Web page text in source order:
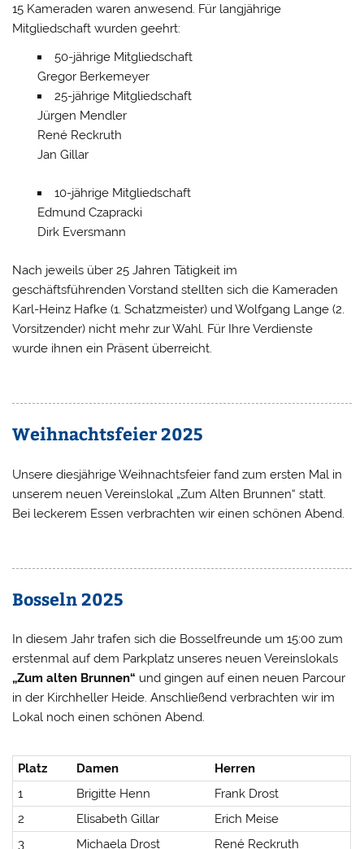
15 Kameraden waren anwesend. Für langjährige
Mitgliedschaft wurden geehrt:
50-jährige Mitgliedschaft
Gregor Berkemeyer
25-jährige Mitgliedschaft
Jürgen Mendler
René Reckruth
Jan Gillar
10-jährige Mitgliedschaft
Edmund Czapracki
Dirk Eversmann
Nach jeweils über 25 Jahren Tätigkeit im
geschäftsführenden Vorstand stellten sich die Kameraden
Karl-Heinz Hafke (1. Schatzmeister) und Wolfgang Lange (2.
Vorsitzender) nicht mehr zur Wahl. Für Ihre Verdienste
wurde ihnen ein Präsent überreicht.
Weihnachtsfeier 2025
Unsere diesjährige Weihnachtsfeier fand zum ersten Mal in
unserem neuen Vereinslokal „Zum Alten Brunnen“ statt.
Bei leckerem Essen verbrachten wir einen schönen Abend.
Bosseln 2025
In diesem Jahr trafen sich die Bosselfreunde um 15:00 zum
erstenmal auf dem Parkplatz unseres neuen Vereinslokals
„Zum alten Brunnen“ und gingen auf einen neuen Parcour
in der Kirchheller Heide. Anschließend verbrachten wir im
Lokal noch einen schönen Abend.
Platz Damen
Herren
1
Brigitte Henn
Frank Drost
2
Elisabeth Gillar
Erich Meise
3
Michaela Drost René Reckruth